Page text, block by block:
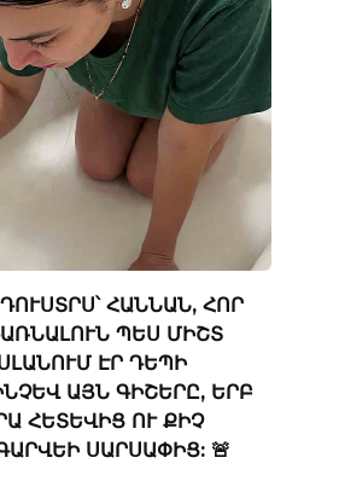
ՀԱՆՆԱՆ, ՀՈՐ
ՊԵՍ ՄԻՇՏ
ԷՐ ԴԵՊԻ
ԱՅՆ ԳԻՇԵՐԸ, ԵՐԲ
ՀԵՏԵՎԻՑ ՈՒ ՔԻՉ
ՍԱՐՍԱՓԻՑ: 🚨